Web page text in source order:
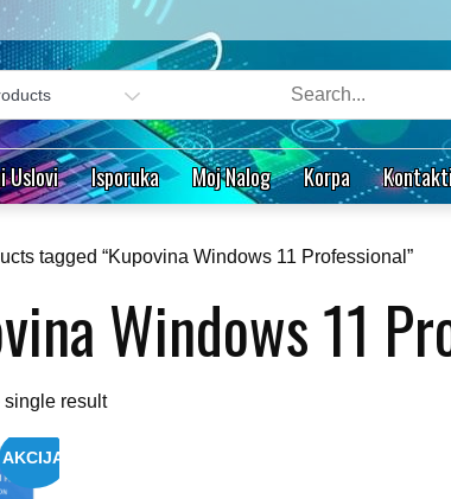
Uslovi Isporuka Moj Nalog Korpa
tagged “Kupovina Windows 11 Professional”
Windows 11
single result
AKCIJA